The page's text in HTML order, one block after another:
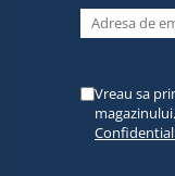
Vreau sa